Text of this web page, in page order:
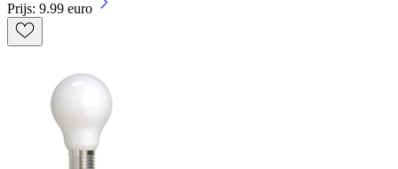
Prijs: 9.99 euro